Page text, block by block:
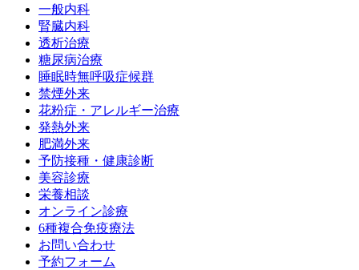
一般内科
腎臓内科
透析治療
糖尿病治療
睡眠時無呼吸症候群
禁煙外来
花粉症・アレルギー治療
発熱外来
肥満外来
予防接種・健康診断
美容診療
栄養相談
オンライン診療
6種複合免疫療法
お問い合わせ
予約フォーム